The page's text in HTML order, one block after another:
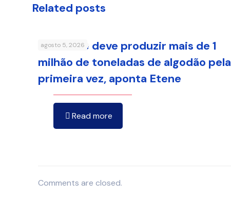
Related posts
agosto 5, 2026
Nordeste deve produzir mais de 1
milhão de toneladas de algodão pela
primeira vez, aponta Etene
Read more
Comments are closed.